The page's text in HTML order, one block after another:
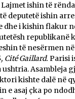
ishin të
deputetë ishin
dhe i kishin flakur
republikanë
të nesërmen në
Cité Gaillard. Parisi
Asambleja
kishte dalë në
e asaj çka po